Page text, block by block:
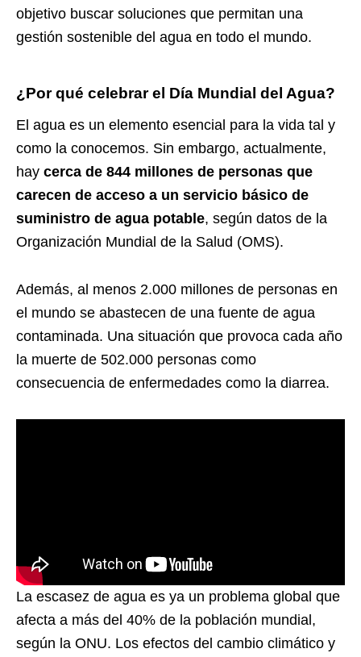
objetivo buscar soluciones que permitan una
gestión sostenible del agua en todo el mundo.
¿Por qué celebrar el Día Mundial del Agua?
El agua es un elemento esencial para la vida tal y
como la conocemos. Sin embargo, actualmente,
hay cerca de 844 millones de personas que
carecen de acceso a un servicio básico de
suministro de agua potable, según datos de la
Organización Mundial de la Salud (OMS).
Además, al menos 2.000 millones de personas en
el mundo se abastecen de una fuente de agua
contaminada. Una situación que provoca cada año
la muerte de 502.000 personas como
consecuencia de enfermedades como la diarrea.
La escasez de agua es ya un problema global que
afecta a más del 40% de la población mundial,
según la ONU. Los efectos del cambio climático y